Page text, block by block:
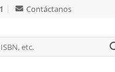
Contáctanos